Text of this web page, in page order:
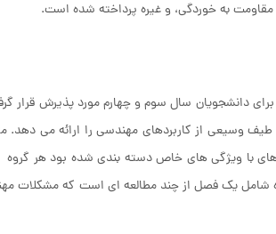
به خوردگی، و غیره پرداخته شده است.
علم و مهندسی مواد برای دانشجویان سال سوم و چهارم مورد پذیرش
وسیعی از کاربردهای مهندسی را ارائه می دهد.
با ویژگی های خاص دسته بندی شده بود هر
شامل یک فصل از چند مطالعه ای است که مشکلات